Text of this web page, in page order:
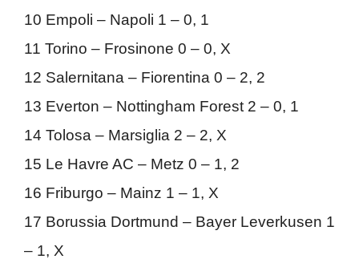
10 Empoli – Napoli 1 – 0, 1
11 Torino – Frosinone 0 – 0, X
12 Salernitana – Fiorentina 0 – 2, 2
13 Everton – Nottingham Forest 2 – 0, 1
14 Tolosa – Marsiglia 2 – 2, X
15 Le Havre AC – Metz 0 – 1, 2
16 Friburgo – Mainz 1 – 1, X
17 Borussia Dortmund – Bayer Leverkusen 1
– 1, X